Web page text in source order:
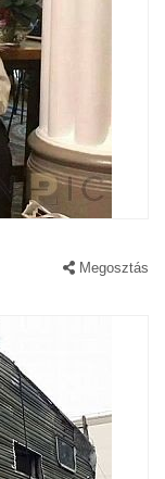
Megosztás